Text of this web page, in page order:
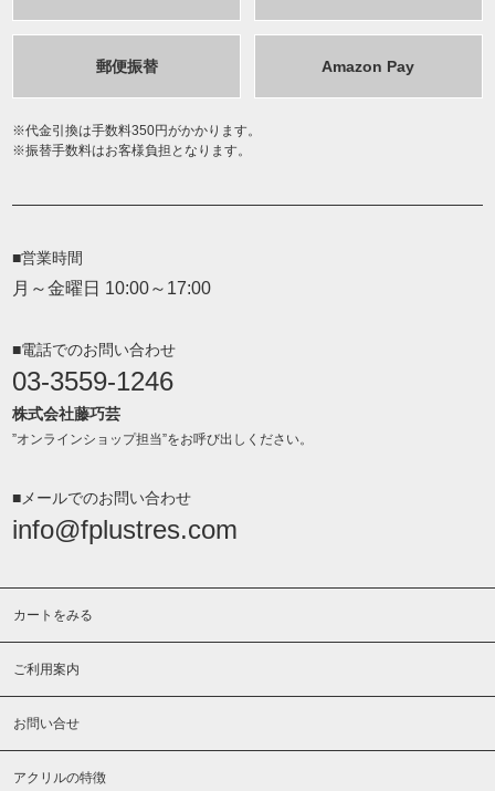
郵便振替 Amazon Pay
代金引換は手数料350円がかかります。
振替手数料はお客様負担となります。
■営業時間
月～金曜日 10:00～17:00
■電話でのお問い合わせ
03-3559-1246
株式会社藤巧芸
”オンラインショップ担当”をお呼び出しください。
■メールでのお問い合わせ
info@fplustres.com
カートをみる
ご利用案内
お問い合せ
アクリルの特徴